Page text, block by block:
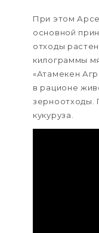
При этом
основной
отходы
килограммы
«Атамекен
в рационе
зерноотходы.
кукуруза.